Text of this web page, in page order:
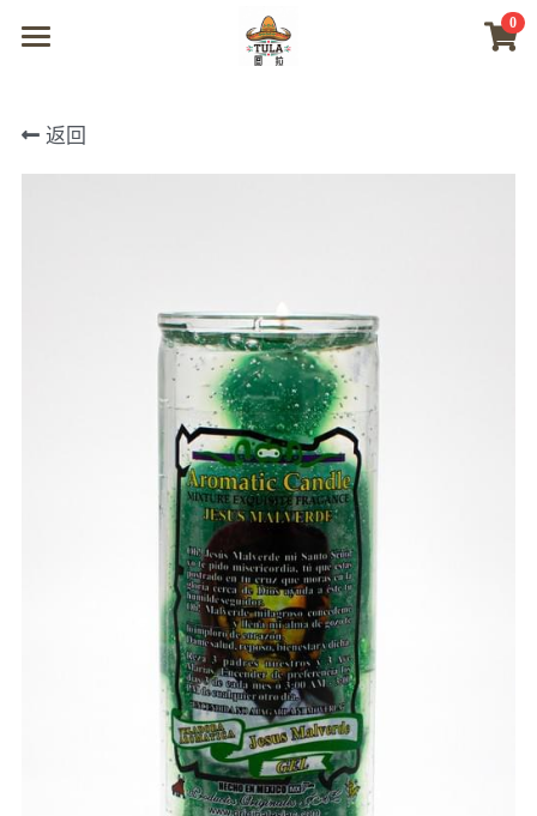
0
商城
微信联系
返回
×
商品分类
所有商品分类